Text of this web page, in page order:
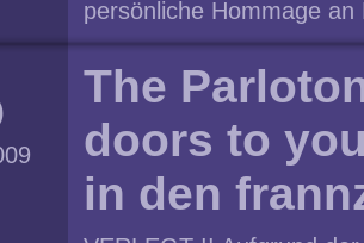
persönliche Hommage
Art präsentiert sie Lieder
deutschen Fassungen.
Kollegen“, sagt Barbara
poetisch berührende
Informationen zu finden
The
doors to
in den